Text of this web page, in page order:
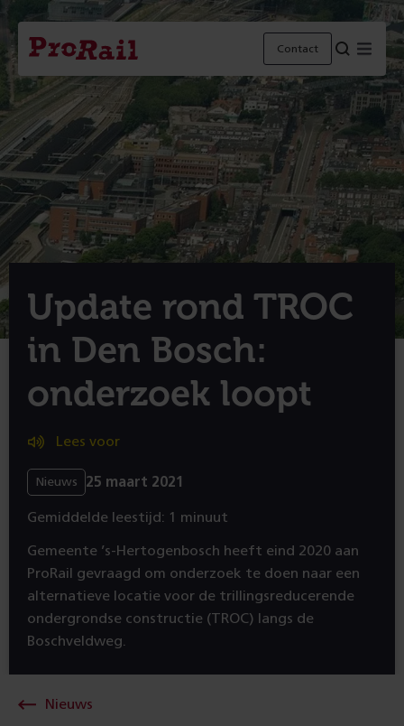
Navigatie
Homepage
ProRail
Contact Menu
Update rond TROC
in Den Bosch:
onderzoek loopt
Lees voor
Nieuws 25 maart 2021
Gemiddelde leestijd: 1 minuut
Gemeente ’s-Hertogenbosch heeft eind 2020 aan
ProRail gevraagd om onderzoek te doen naar een
alternatieve locatie voor de trillingsreducerende
ondergrondse constructie (TROC) langs de
Boschveldweg.
Nieuws